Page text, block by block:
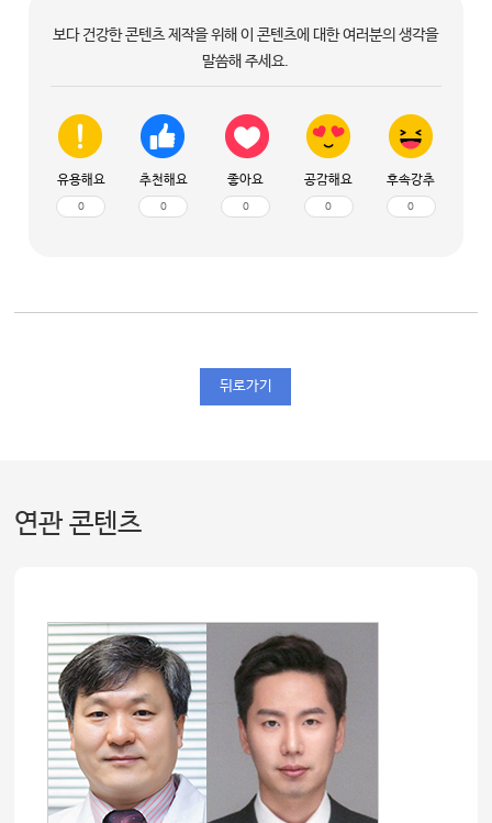
보다 건강한 콘텐츠 제작을 위해 이 콘텐츠에 대한 여러분의 생각을
말씀해 주세요.
유용해요
0
추천해요
0
좋아요
0
공감해요
0
후속강추
0
뒤로가기
연관 콘텐츠